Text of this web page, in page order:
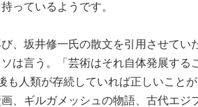
っているようです。
、坂井修一氏の散文を引用させてい
は言う。「芸術はそれ自体発展する
も人類が存続していれば正しいこと
、ギルガメッシュの物語、古代エジ